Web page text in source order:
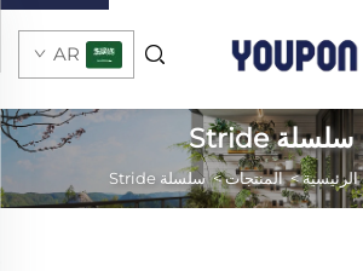
AR
سلسلة Stride
>المنتجات>سلسلة Stride